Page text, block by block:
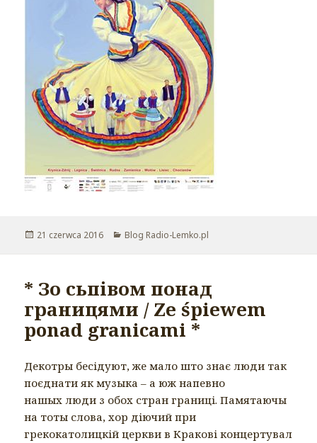
Opublikowano
21 czerwca 2016 Kategorie
Blog Radio-Lemko.pl
* Зо сьпівом понад
границями / Ze śpiewem
ponad granicami *
Декотры бесідуют, же мало што знає люди так
поєднати як музыка – а юж напевно
нашых люди з обох стран границі. Памятаючы
на тоты слова, хор діючий при
грекокатолицкій церкви в Кракові концертувал